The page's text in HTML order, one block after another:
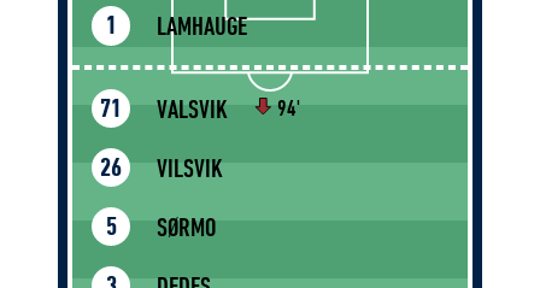
1 LAMHAUGE
71 VALSVIK 94'
26 VILSVIK
5 SØRMO